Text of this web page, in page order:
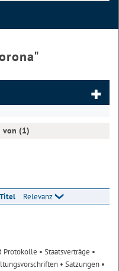
"
von (1)
Titel Relevanz
Protokolle • Staatsverträge •
• Satzungen •